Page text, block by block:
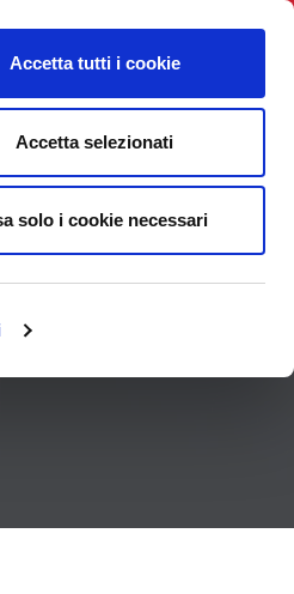
Accetta tutti i cookie
Accetta selezionati
solo i cookie necessari
Login
EVENTI